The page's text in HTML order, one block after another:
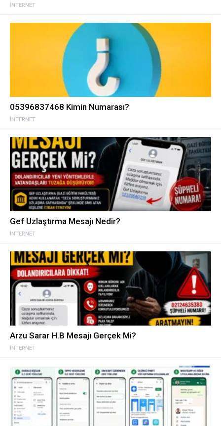
İNTERNET
İNTERNET
05396837468 Kimin Numarası?
İNTERNET
Gef Uzlaştırma Mesajı Nedir?
İNTERNET
Arzu Sarar H.B Mesajı Gerçek Mi?